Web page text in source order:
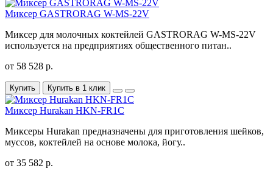
Миксер GASTRORAG W-MS-22V
Миксер для молочных коктейлей GASTRORAG W-MS-22V
используется на предприятиях общественного питан..
от 58 528 р.
Купить Купить в 1 клик
Миксер Hurakan HKN-FR1C
Миксеры Hurakan предназначены для приготовления шейков,
муссов, коктейлей на основе молока, йогу..
от 35 582 р.